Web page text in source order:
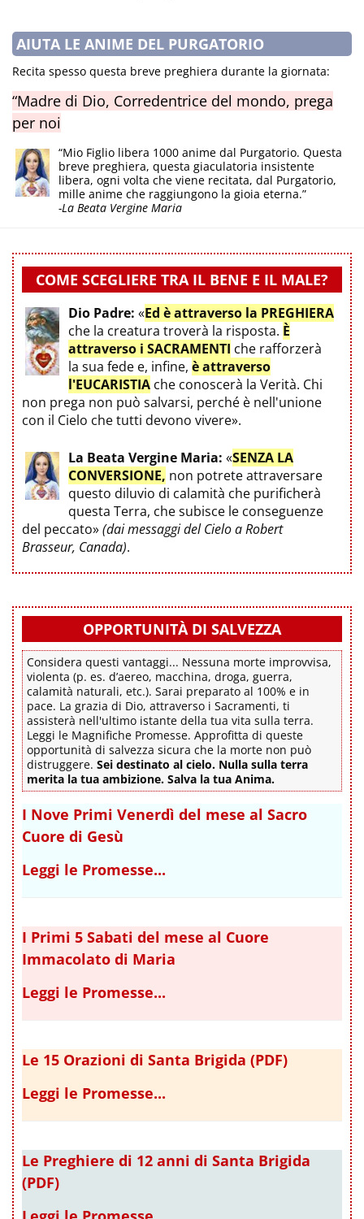
AIUTA LE ANIME DEL PURGATORIO
Recita spesso questa breve preghiera durante la giornata:
“Madre di Dio, Corredentrice del mondo, prega
per noi
“Mio Figlio libera 1000 anime dal Purgatorio. Questa
breve preghiera, questa giaculatoria insistente
libera, ogni volta che viene recitata, dal Purgatorio,
mille anime che raggiungono la gioia eterna.”
-La Beata Vergine Maria
COME SCEGLIERE TRA IL BENE E IL MALE?
Dio Padre: «Ed è attraverso la PREGHIERA
che la creatura troverà la risposta. È
attraverso i SACRAMENTI che rafforzerà
la sua fede e, infine, è attraverso
l'EUCARISTIA che conoscerà la Verità. Chi
non prega non può salvarsi, perché è nell'unione
con il Cielo che tutti devono vivere».
La Beata Vergine Maria: «SENZA LA
CONVERSIONE, non potrete attraversare
questo diluvio di calamità che purificherà
questa Terra, che subisce le conseguenze
del peccato»(dai messaggi del Cielo a Robert
Brasseur, Canada).
OPPORTUNITÀ DI SALVEZZA
Considera questi vantaggi... Nessuna morte improvvisa,
violenta (p. es. d’aereo, macchina, droga, guerra,
calamità naturali, etc.). Sarai preparato al 100% e in
pace. La grazia di Dio, attraverso i Sacramenti, ti
assisterà nell'ultimo istante della tua vita sulla terra.
Leggi le Magnifiche Promesse. Approfitta di queste
opportunità di salvezza sicura che la morte non può
distruggere. Sei destinato al cielo. Nulla sulla terra
merita la tua ambizione. Salva la tua Anima.
I Nove Primi Venerdì del mese al Sacro
Cuore di Gesù
Leggi le Promesse...
I Primi 5 Sabati del mese al Cuore
Immacolato di Maria
Leggi le Promesse...
Le 15 Orazioni di Santa Brigida (PDF)
Leggi le Promesse...
Le Preghiere di 12 anni di Santa Brigida
(PDF)